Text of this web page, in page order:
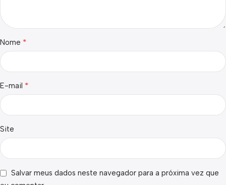
Nome *
E-mail *
Site
Salvar meus dados neste navegador para a próxima vez que